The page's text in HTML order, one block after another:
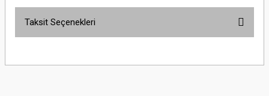
Soru Sor
Taksit Seçenekleri